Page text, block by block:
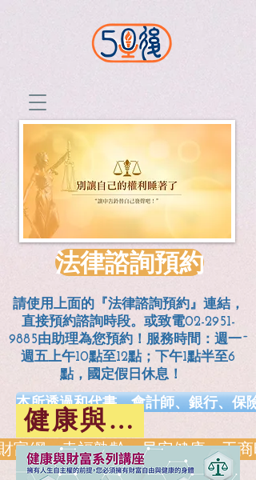
法律諮詢預約
本所透過和代書、會計師、銀行、保
富網、幸福熟齡、早安健康、工
請使用上面的『法律諮詢預約』連結，
直接預約諮詢時段。或致電02-2951-
9885由助理為您預約！服務時間：週一~
週五上午10點至12點；
下午1點半至6
點，國定假日休息！
健康與財富系列講